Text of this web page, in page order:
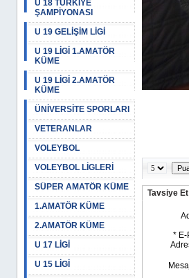
U 18 TÜRKİYE
ŞAMPİYONASI
U 19 GELİŞİM LİGİ
U 19 LİGİ 1.AMATÖR
KÜME
U 19 LİGİ 2.AMATÖR
KÜME
ÜNİVERSİTE SPORLARI
VETERANLAR
VOLEYBOL
VOLEYBOL LİGLERİ
SÜPER AMATÖR KÜME
1.AMATÖR KÜME
2.AMATÖR KÜME
U 17 LİGİ
U 15 LİGİ
Tavsiye Et